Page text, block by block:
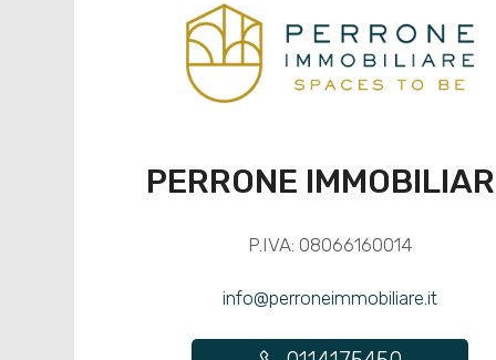
PERRONE
P.IVA: 08066160014
info@perroneimmobiliare.it